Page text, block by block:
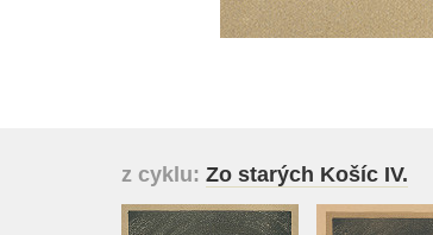
z cyklu: Zo starých Košíc IV.